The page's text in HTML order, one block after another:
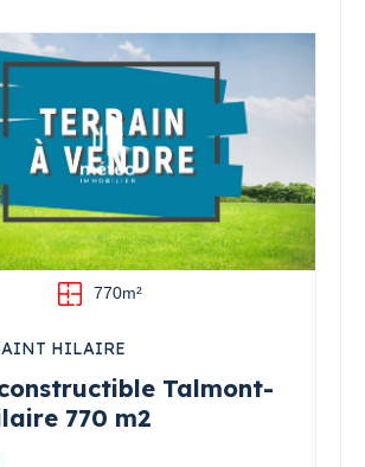
770m²
Talmont-
770 m2
HILAIRE